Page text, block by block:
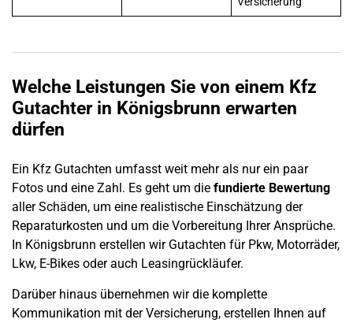
Welche Leistungen Sie von einem Kfz
Gutachter in Königsbrunn erwarten
dürfen
Ein Kfz Gutachten umfasst weit mehr als nur ein paar
Fotos und eine Zahl. Es geht um die fundierte Bewertung
aller Schäden, um eine realistische Einschätzung der
Reparaturkosten und um die Vorbereitung Ihrer Ansprüche.
In Königsbrunn erstellen wir Gutachten für Pkw, Motorräder,
Lkw, E-Bikes oder auch Leasingrückläufer.
Darüber hinaus übernehmen wir die komplette
Kommunikation mit der Versicherung, erstellen Ihnen auf